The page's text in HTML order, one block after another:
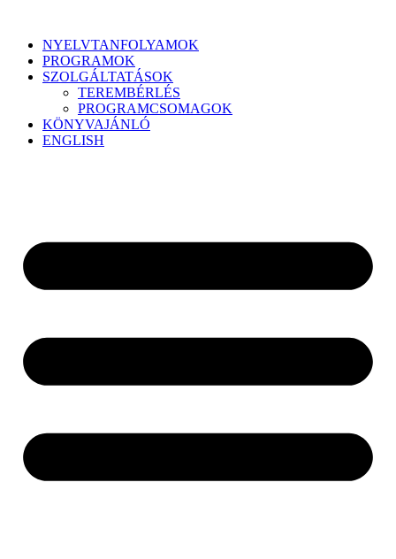
NYELVTANFOLYAMOK
PROGRAMOK
SZOLGÁLTATÁSOK
TEREMBÉRLÉS
PROGRAMCSOMAGOK
KÖNYVAJÁNLÓ
ENGLISH